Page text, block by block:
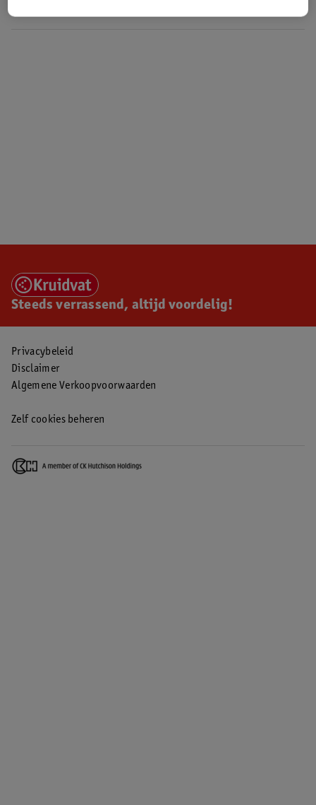
Steeds verrassend, altijd voordelig!
Privacybeleid
Disclaimer
Algemene Verkoopvoorwaarden
Zelf cookies beheren